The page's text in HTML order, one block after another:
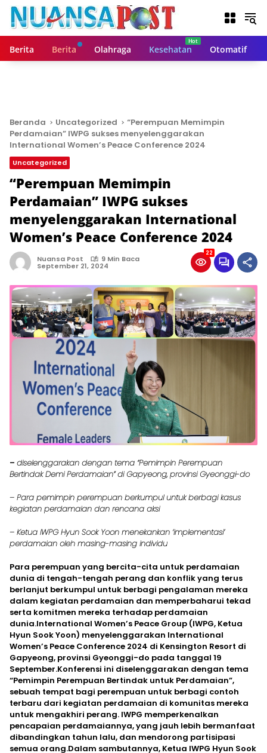
Berita Berita Olahraga Kesehatan Otomatif
Beranda Uncategorized
“Perempuan Memimpin
Perdamaian” IWPG sukses menyelenggarakan
International Women’s Peace Conference 2024
Uncategorized
“Perempuan Memimpin
Perdamaian” IWPG sukses
menyelenggarakan International
Women’s Peace Conference 2024
Nuansa Post 9 Min Baca
September 21, 2024
22
– diselenggarakan dengan tema “Pemimpin Perempuan
Bertindak Demi Perdamaian” di Gapyeong, provinsi Gyeonggi-do
– Para pemimpin perempuan berkumpul untuk berbagi kasus
kegiatan perdamaian dan rencana aksi
– Ketua IWPG Hyun Sook Yoon menekankan ‘implementasi’
perdamaian oleh masing-masing individu
Para perempuan yang bercita-cita untuk perdamaian
dunia di tengah-tengah perang dan konflik yang terus
berlanjut berkumpul untuk berbagi pengalaman mereka
dalam kegiatan perdamaian dan memperbaharui tekad
serta komitmen mereka terhadap perdamaian
dunia.International Women’s Peace Group (IWPG, Ketua
Hyun Sook Yoon) menyelenggarakan International
Women’s Peace Conference 2024 di Kensington Resort di
Gapyeong, provinsi Gyeonggi-do pada tanggal 19
September.Konferensi ini diselenggarakan dengan tema
“Pemimpin Perempuan Bertindak untuk Perdamaian”,
sebuah tempat bagi perempuan untuk berbagi contoh
terbaru dari kegiatan perdamaian di komunitas mereka
untuk mengakhiri perang. IWPG memperkenalkan
pencapaian perdamaiannya, yang jauh lebih bermanfaat
dibandingkan tahun lalu, dan mendorong partisipasi
semua orang.Dalam sambutannya, Ketua IWPG Hyun Sook